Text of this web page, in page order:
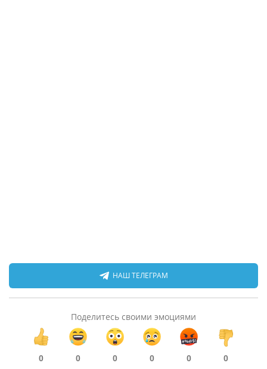
НАШ ТЕЛЕГРАМ
Поделитесь своими эмоциями
0 0 0 0 0 0